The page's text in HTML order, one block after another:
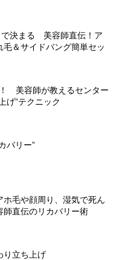
で決まる 美容師直伝！ア
＆サイドバング簡単セッ
美容師が教えるセンター
げ”テクニック
バリー”
毛や顔周り、湿気で死ん
師直伝のリカバリー術
立ち上げ